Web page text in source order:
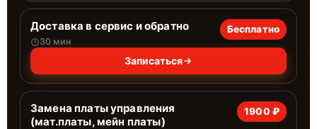
Доставка в сервис и обратно
30 мин
Бесплатно
Записаться
Замена платы управления
(мат.платы, мейн платы)
1900 ₽